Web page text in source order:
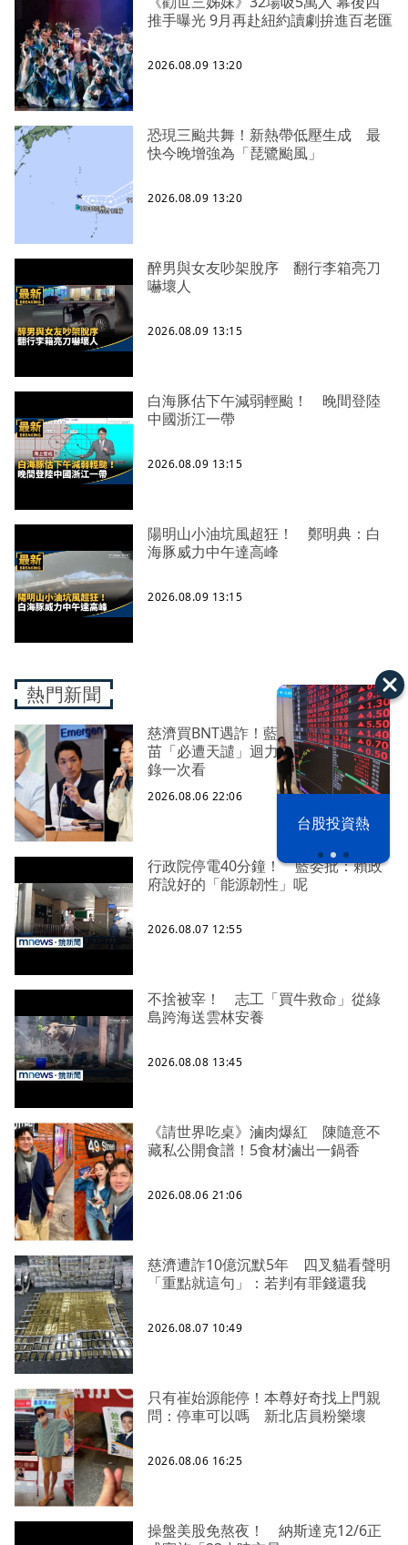
台股投資熱
推手曝光 9月再赴紐約讀劇拚進百老匯
2026.08.09 13:20
恐現三颱共舞！新熱帶低壓生成 最
快今晚增強為「琵鷺颱風」
2026.08.09 13:20
醉男與女友吵架脫序 翻行李箱亮刀
嚇壞人
2026.08.09 13:15
白海豚估下午減弱輕颱！ 晚間登陸
中國浙江一帶
2026.08.09 13:15
陽明山小油坑風超狂！ 鄭明典：白
海豚威力中午達高峰
2026.08.09 13:15
熱門新聞
慈濟買BNT遇詐！藍白昔嗆政府擋疫
苗「必遭天譴」迴力鏢來了 荒謬語
錄一次看
2026.08.06 22:06
行政院停電40分鐘！ 藍委批：賴政
府說好的「能源韌性」呢
2026.08.07 12:55
不捨被宰！ 志工「買牛救命」從綠
島跨海送雲林安養
2026.08.08 13:45
《請世界吃桌》滷肉爆紅 陳隨意不
藏私公開食譜！5食材滷出一鍋香
2026.08.06 21:06
慈濟遭詐10億沉默5年 四叉貓看聲明
「重點就這句」：若判有罪錢還我
2026.08.07 10:49
只有崔始源能停！本尊好奇找上門親
問：停車可以嗎 新北店員粉樂壞
2026.08.06 16:25
操盤美股免熬夜！ 納斯達克12/6正